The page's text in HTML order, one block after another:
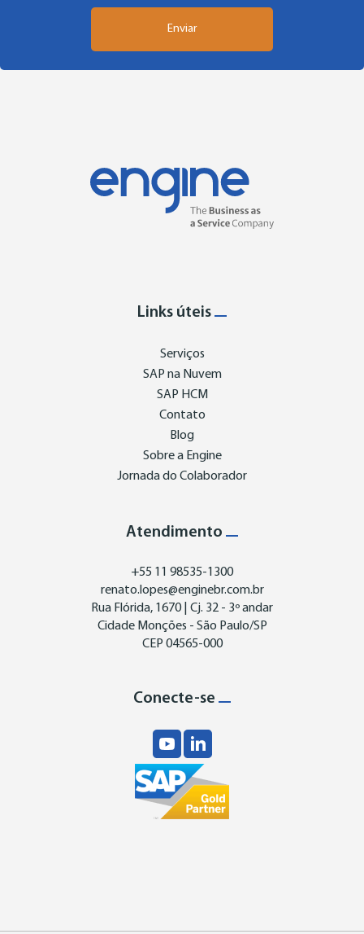
Links úteis
Serviços
SAP na Nuvem
SAP HCM
Contato
Blog
Sobre a Engine
Jornada do Colaborador
Atendimento
+55 11 98535-1300
renato.lopes@enginebr.com.br
Rua Flórida, 1670 | Cj. 32 - 3º andar
Cidade Monções - São Paulo/SP
CEP 04565-000
Conecte-se